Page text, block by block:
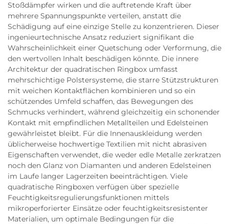
Stoßdämpfer wirken und die auftretende Kraft über
mehrere Spannungspunkte verteilen, anstatt die
Schädigung auf eine einzige Stelle zu konzentrieren. Dieser
ingenieurtechnische Ansatz reduziert signifikant die
Wahrscheinlichkeit einer Quetschung oder Verformung, die
den wertvollen Inhalt beschädigen könnte. Die innere
Architektur der quadratischen Ringbox umfasst
mehrschichtige Polstersysteme, die starre Stützstrukturen
mit weichen Kontaktflächen kombinieren und so ein
schützendes Umfeld schaffen, das Bewegungen des
Schmucks verhindert, während gleichzeitig ein schonender
Kontakt mit empfindlichen Metallteilen und Edelsteinen
gewährleistet bleibt. Für die Innenauskleidung werden
üblicherweise hochwertige Textilien mit nicht abrasiven
Eigenschaften verwendet, die weder edle Metalle zerkratzen
noch den Glanz von Diamanten und anderen Edelsteinen
im Laufe langer Lagerzeiten beeinträchtigen. Viele
quadratische Ringboxen verfügen über spezielle
Feuchtigkeitsregulierungsfunktionen mittels
mikroperforierter Einsätze oder feuchtigkeitsresistenter
Materialien, um optimale Bedingungen für die